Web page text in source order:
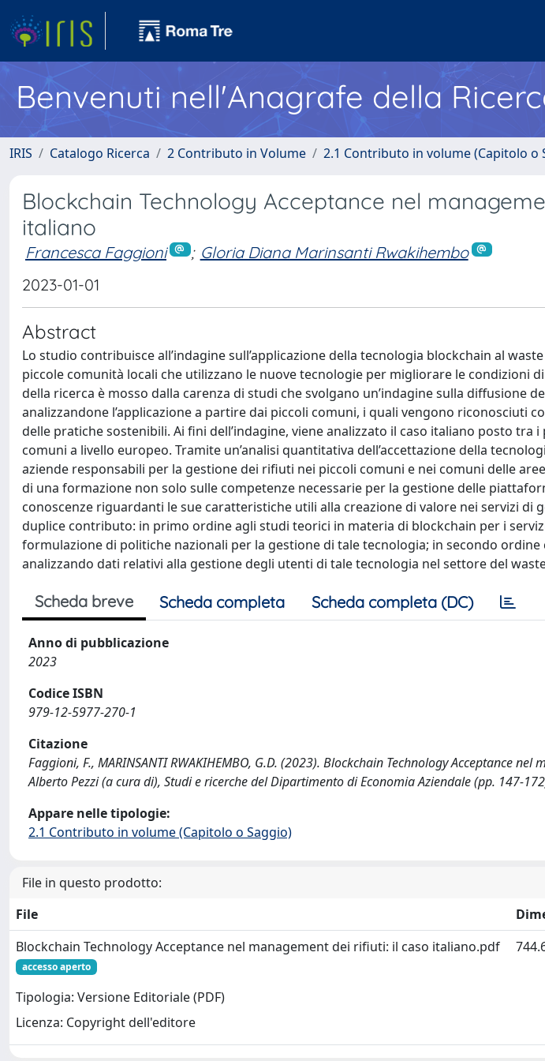
Benvenuti nell'Anagrafe della
IRIS Catalogo Ricerca 2 Contributo in Volume 2.1 Contributo in volume (Capitolo o
Blockchain Technology Acceptance nel
italiano
Francesca Faggioni ; Gloria Diana Marinsanti Rwakihembo
2023-01-01
Abstract
Lo studio contribuisce all’indagine sull’applicazione della tecnologia blockchain al
piccole comunità locali che utilizzano le nuove tecnologie per migliorare le condizioni
della ricerca è mosso dalla carenza di studi che svolgano un’indagine sulla diffusione
analizzandone l’applicazione a partire dai piccoli comuni, i quali vengono riconosciuti
delle pratiche sostenibili. Ai fini dell’indagine, viene analizzato il caso italiano posto tra
comuni a livello europeo. Tramite un’analisi quantitativa dell’accettazione della
aziende responsabili per la gestione dei rifiuti nei piccoli comuni e nei comuni delle
di una formazione non solo sulle competenze necessarie per la gestione delle
conoscenze riguardanti le sue caratteristiche utili alla creazione di valore nei servizi di
duplice contributo: in primo ordine agli studi teorici in materia di blockchain per i
formulazione di politiche nazionali per la gestione di tale tecnologia; in secondo
analizzando dati relativi alla gestione degli utenti di tale tecnologia nel settore del
Scheda breve Scheda completa Scheda completa (DC)
Anno di pubblicazione
2023
Codice ISBN
979-12-5977-270-1
Citazione
Faggioni, F., MARINSANTI RWAKIHEMBO, G.D. (2023). Blockchain Technology Acceptance
Alberto Pezzi (a cura di), Studi e ricerche del Dipartimento di Economia Aziendale (pp. 147-
Appare nelle tipologie:
2.1 Contributo in volume (Capitolo o Saggio)
File in questo prodotto:
File
Blockchain Technology Acceptance nel management dei rifiuti: il caso italiano.pdf
accesso aperto
Tipologia: Versione Editoriale (PDF)
Licenza: Copyright dell'editore